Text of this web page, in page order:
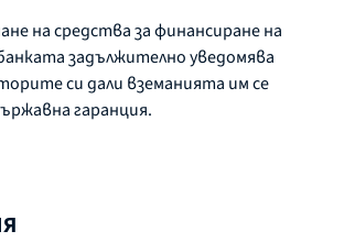
на средства за финансиране на
задължително уведомява
си дали вземанията им се
гаранция.